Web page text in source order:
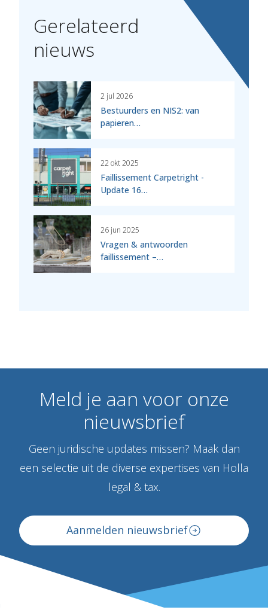
Gerelateerd
nieuws
2 jul 2026
Bestuurders en NIS2: van
papieren…
22 okt 2025
Faillissement Carpetright -
Update 16…
26 jun 2025
Vragen & antwoorden
faillissement –…
Meld je aan voor onze
nieuwsbrief
Geen juridische updates missen? Maak dan
een selectie uit de diverse expertises van Holla
legal & tax.
Aanmelden nieuwsbrief